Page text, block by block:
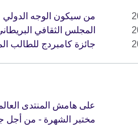
من سيكون الوجه الدولي
المجلس الثقافي
جائزة كامبردج للطالب
على هامش المنتدى
مختبر الشهرة - من أجل